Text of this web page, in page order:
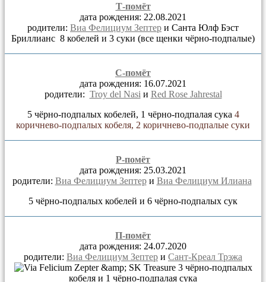
Т-помёт
дата рождения: 22.08.2021
родители: Виа Фелициум Зептер и Санта Юлф Бэст
Бриллианс 8 кобелей и 3 суки (все щенки чёрно-подпалые)
С-помёт
дата рождения: 16.07.2021
родители: Troy del Nasi и Red Rose Jahrestal
5 чёрно-подпалых кобелей, 1 чёрно-подпалая сука 4
коричнево-подпалых кобеля, 2 коричнево-подпалые суки
Р-помёт
дата рождения: 25.03.2021
родители: Виа Фелициум Зептери Виа Фелициум Илиана
5 чёрно-подпалых кобелей и 6 чёрно-подпалых сук
П-помёт
дата рождения: 24.07.2020
родители: Виа Фелициум Зептер и Сант-Креал Трэжа
3 чёрно-подпалых
кобеля и 1 чёрно-подпалая сука